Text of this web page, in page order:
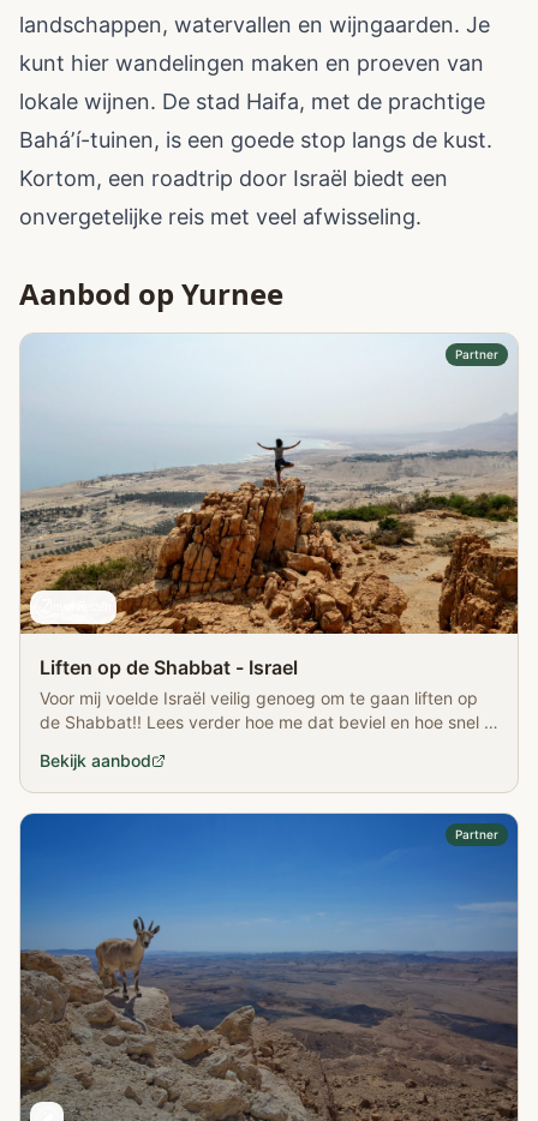
landschappen, watervallen en wijngaarden. Je
kunt hier wandelingen maken en proeven van
lokale wijnen. De stad Haifa, met de prachtige
Baháʼí-tuinen, is een goede stop langs de kust.
Kortom, een roadtrip door Israël biedt een
onvergetelijke reis met veel afwisseling.
Aanbod op Yurnee
Partner
Liften op de Shabbat - Israel
Voor mij voelde Israël veilig genoeg om te gaan liften op
de Shabbat!! Lees verder hoe me dat beviel en hoe snel ik
Bekijk aanbod
Partner